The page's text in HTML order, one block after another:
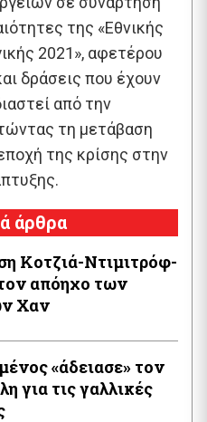
της «Εθνικής
2021», αφετέρου
δράσεις που έχουν
από την
τη μετάβαση
της κρίσης στην
άρθρα
Κοτζιά-Ντιμιτρόφ-
Χαν
«άδειασε» τον
για τις γαλλικές